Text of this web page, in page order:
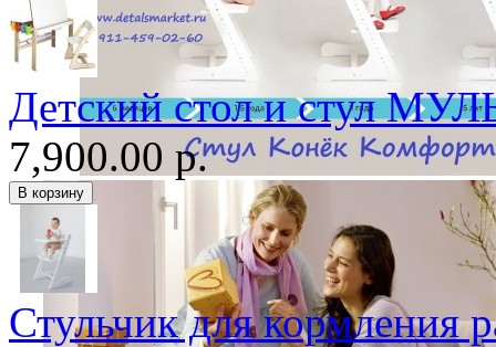
Детский стол и стул
7,900.00 р.
Стульчик для кормления